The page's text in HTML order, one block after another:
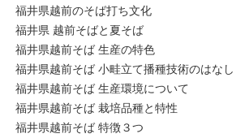
福井県越前のそば打ち文化
福井県 越前そばと夏そば
福井県越前そば 生産の特色
福井県越前そば 小畦立て播種技術のはなし
福井県越前そば 生産環境について
福井県越前そば 栽培品種と特性
福井県越前そば 特徴３つ